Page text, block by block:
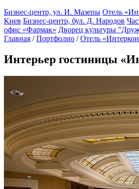
Бизнес-центр, ул. И. Мазепы Отель
Киев Бизнес-центр, бул. Д. Народов
офис «Фармак» Дворец культуры
Главная /Портфолио /Отель
Интерьер гостиницы